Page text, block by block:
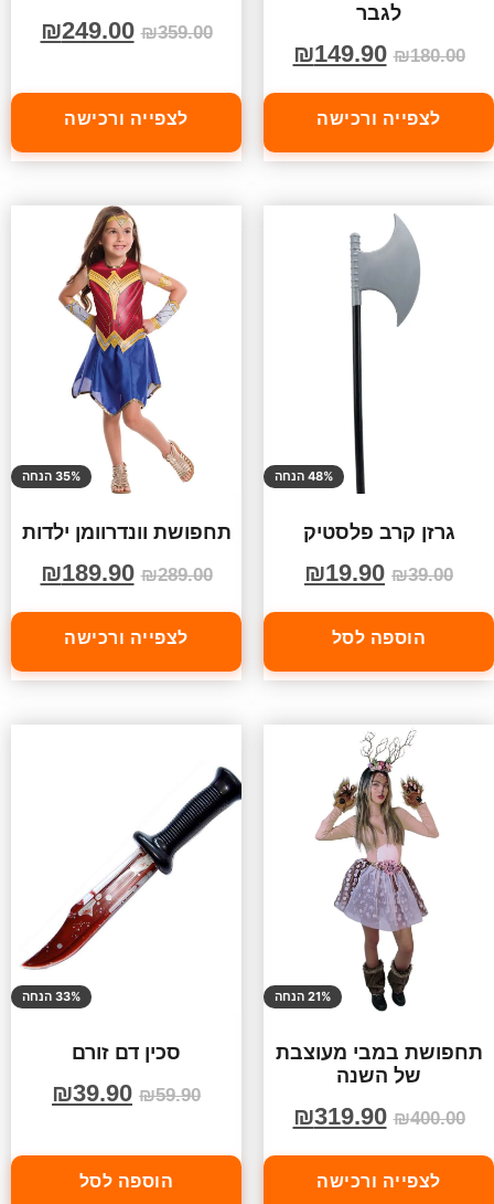
לגבר
₪180.00
₪149.90
לצפייה ורכישה
₪359.00
₪249.00
לצפייה ורכישה
48% הנחה
גרזן קרב פלסטיק
₪39.00
₪19.90
הוספה לסל
35% הנחה
תחפושת וונדרוומן ילדות
₪289.00
₪189.90
לצפייה ורכישה
21% הנחה
תחפושת במבי מעוצבת
של השנה
₪400.00
₪319.90
לצפייה ורכישה
33% הנחה
סכין דם זורם
₪59.90
₪39.90
הוספה לסל